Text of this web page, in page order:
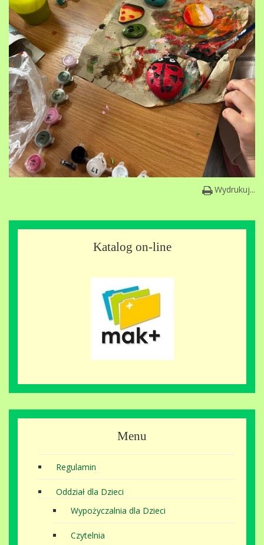
Wydrukuj...
Katalog on-line
Menu
Regulamin
Oddział dla Dzieci
Wypożyczalnia dla Dzieci
Czytelnia